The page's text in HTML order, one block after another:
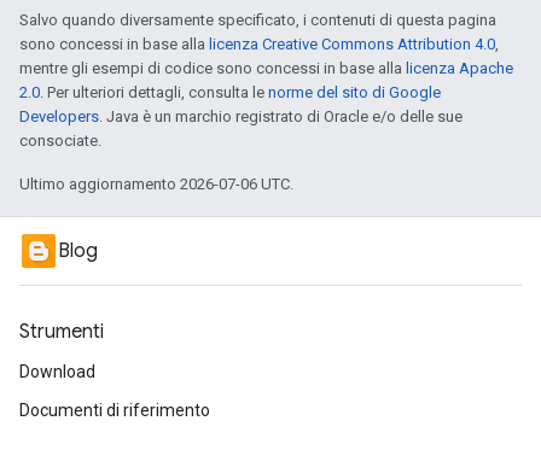
Salvo quando diversamente specificato, i contenuti di questa pagina
sono concessi in base alla licenza Creative Commons Attribution 4.0,
mentre gli esempi di codice sono concessi in base alla licenza Apache
2.0. Per ulteriori dettagli, consulta le norme del sito di Google
Developers. Java è un marchio registrato di Oracle e/o delle sue
consociate.
Ultimo aggiornamento 2026-07-06 UTC.
Blog
Strumenti
Download
Documenti di riferimento